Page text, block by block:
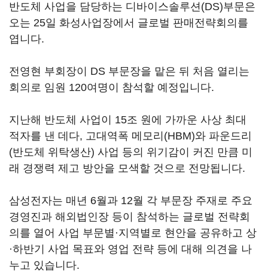
반도체 사업을 담당하는 디바이스솔루션(DS)부문은
오는 25일 화성사업장에서 글로벌 판매전략회의를
엽니다.
전영현 부회장이 DS 부문장을 맡은 뒤 처음 열리는
회의로 임원 120여명이 참석할 예정입니다.
지난해 반도체 사업이 15조 원에 가까운 사상 최대
적자를 낸 데다, 고대역폭 메모리(HBM)와 파운드리
(반도체 위탁생산) 사업 등의 위기감이 커진 만큼 미
래 경쟁력 제고 방안을 모색할 것으로 전망됩니다.
삼성전자는 매년 6월과 12월 각 부문장 주재로 주요
경영진과 해외법인장 등이 참석하는 글로벌 전략회
의를 열어 사업 부문별·지역별로 현안을 공유하고 상
·하반기 사업 목표와 영업 전략 등에 대해 의견을 나
누고 있습니다.